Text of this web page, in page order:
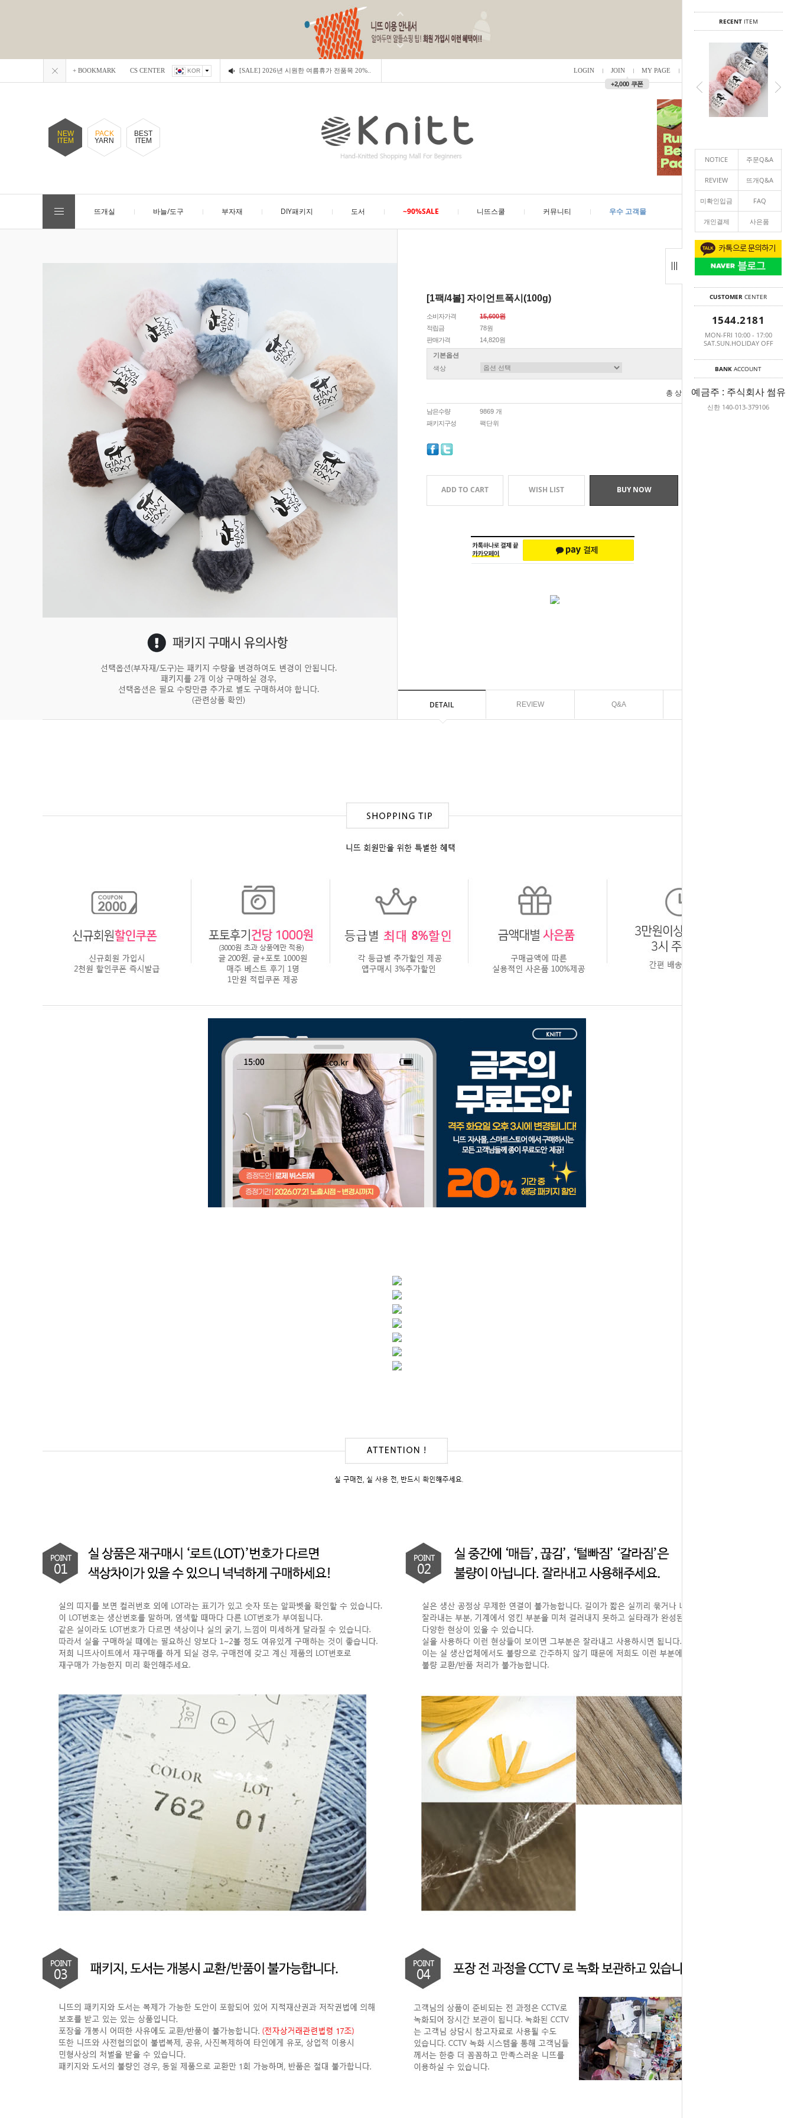
RECENTITEM
NOTICE 주문Q&A
REVIEW 뜨개Q&A
미확인입금 FAQ
개인결제 사은품
CUSTOMER CENTER
1544.2181
MON-FRI 10:00 - 17:00
SAT.SUN.HOLIDAY OFF
BANK ACCOUNT
예금주 : 주식회사 썸유
신한 140-013-379106
+ BOOKMARK CS CENTER KOR [SALE] 2026년 시원한 여름휴가 전품목 20%.. LOGIN JOIN
▲
+2,000 쿠폰
MY PAGE / 0
NEW
ITEM
PACK
YARN
BEST
ITEM
뜨개실 바늘/도구 부자재 DIY패키지 도서 ~90%SALE 니뜨스쿨 커뮤니티 우수 고객몰
[1팩/4볼] 자이언트폭시(100g)
소비자가격
15,600원
적립금
78원
판매가격
14,820원
기본옵션
색상
총 상품 금액 0 원
남은수량
9869 개
패키지구성
팩단위
ADD TO CART WISH LIST BUY NOW
DETAIL REVIEW Q&A